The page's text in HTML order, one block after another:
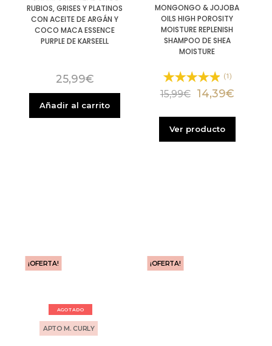
RUBIOS, GRISES Y PLATINOS
CON ACEITE DE ARGÁN Y
COCO MACA ESSENCE
PURPLE DE KARSEELL
25,99€
Añadir al carrito
MONGONGO & JOJOBA
OILS HIGH POROSITY
MOISTURE REPLENISH
SHAMPOO DE SHEA
MOISTURE
(1)
15,99€ 14,39€
Ver producto
AGOTADO
¡OFERTA!
APTO M. CURLY
¡OFERTA!